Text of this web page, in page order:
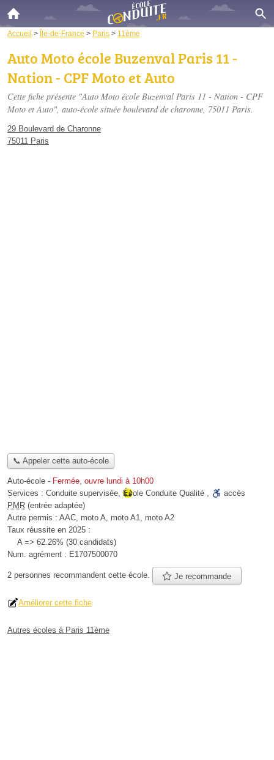
Accueil > Île-de-France > Paris > 11ème
Auto Moto école Buzenval Paris 11 -
Nation - CPF Moto et Auto
Cette fiche présente "Auto Moto école Buzenval Paris 11 - Nation - CPF
Moto et Auto", auto-école située boulevard de charonne, 75011 Paris.
29 Boulevard de Charonne
75011 Paris
📞 Appeler cette auto-école
Auto-école - Fermée, ouvre lundi à 10h00
Services : Conduite supervisée, École Conduite Qualité ,
accès
PMR (entrée adaptée)
Autre permis : AAC, moto A, moto A1, moto A2
Taux réussite en 2025 :
A => 62.26% (30 candidats)
Num. agrément : E1707500070
2 personnes recommandent cette école. Je recommande
Améliorer cette fiche
Autres écoles à Paris 11ème